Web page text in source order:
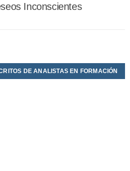
Inconscientes
DE ANALISTAS EN FORMACIÓN